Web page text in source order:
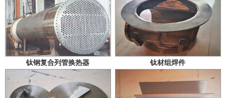
钛钢复合列管换热器 钛材组焊件